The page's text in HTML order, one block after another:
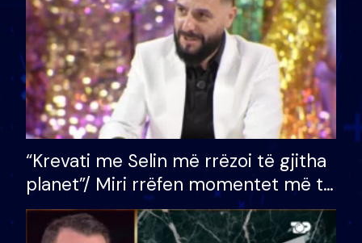
“Krevati me Selin më rrëzoi të gjitha
planet”/ Miri rrëfen momentet më të
bukura në shtëpinë e BB VIP: Do më
mungojë zilja e mëngjesit kur…